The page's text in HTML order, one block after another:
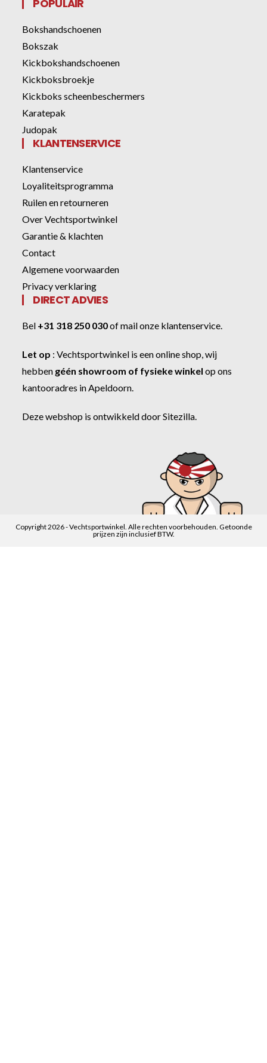
POPULAIR
Bokshandschoenen
Bokszak
Kickbokshandschoenen
Kickboksbroekje
Kickboks scheenbeschermers
Karatepak
Judopak
KLANTENSERVICE
Klantenservice
Loyaliteitsprogramma
Ruilen en retourneren
Over Vechtsportwinkel
Garantie & klachten
Contact
Algemene voorwaarden
Privacy verklaring
DIRECT ADVIES
Bel +31 318 250 030ofmail onze klantenservice.
Let op :Vechtsportwinkel is een online shop, wij
hebben géén showroom of fysieke winkel op ons
kantooradres in Apeldoorn.
Deze webshop is ontwikkeld doorSitezilla.
Copyright 2026 - Vechtsportwinkel. Alle rechten voorbehouden. Getoonde
prijzen zijn inclusief BTW.